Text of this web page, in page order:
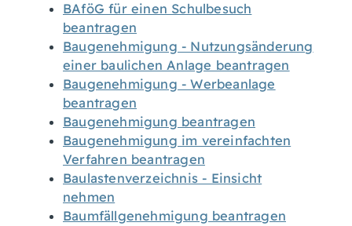
BAföG für einen Schulbesuch
beantragen
Baugenehmigung - Nutzungsänderung
einer baulichen Anlage beantragen
Baugenehmigung - Werbeanlage
beantragen
Baugenehmigung beantragen
Baugenehmigung im vereinfachten
Verfahren beantragen
Baulastenverzeichnis - Einsicht
nehmen
Baumfällgenehmigung beantragen